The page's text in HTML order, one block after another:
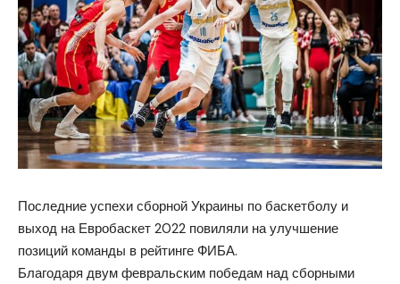
Последние успехи сборной Украины по баскетболу и
выход на Евробаскет 2022 повиляли на улучшение
позиций команды в рейтинге ФИБА.
Благодаря двум февральским победам над сборными